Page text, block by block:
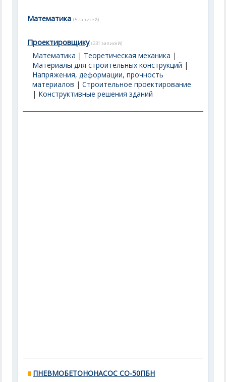
Математика (5 записей)
Проектировщику (231 записей)
Математика | Теоретическая механика |
Материалы для строительных конструкций |
Напряжения, деформации, прочность
материалов |Строительное проектирование
| Конструктивные решения зданий
ПНЕВМОБЕТОНОНАСОС СО-50ПБН